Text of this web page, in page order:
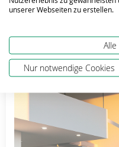
unserer Webseiten zu erstellen.
Nur notwendige Cookies